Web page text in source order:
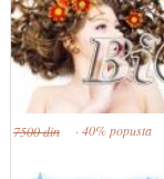
7500 din · 40% popusta